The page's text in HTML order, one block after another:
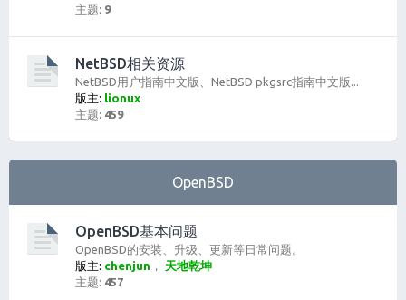
主题: 9
NetBSD相关资源
NetBSD用户指南中文版、NetBSD pkgsrc指南中文版...
版主: lionux
主题: 459
OpenBSD
OpenBSD基本问题
OpenBSD的安装、升级、更新等日常问题。
版主: chenjun ， 天地乾坤
主题: 457